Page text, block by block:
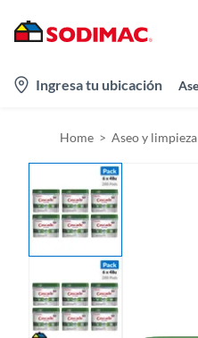
Ingresa tu ubicación
Home Aseo y